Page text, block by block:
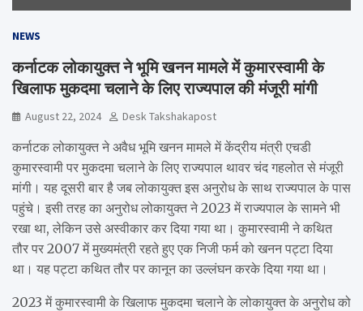
NEWS
कर्नाटक लोकायुक्त ने भूमि खनन मामले में कुमारस्वामी के
खिलाफ मुकदमा चलाने के लिए राज्यपाल की मंजूरी मांगी
August 22, 2024 Desk Takshakapost
कर्नाटक लोकायुक्त ने अवैध भूमि खनन मामले में केंद्रीय मंत्री एचडी
कुमारस्वामी पर मुकदमा चलाने के लिए राज्यपाल थावर चंद गहलोत से मंजूरी
मांगी। यह दूसरी बार है जब लोकायुक्त इस अनुरोध के साथ राज्यपाल के पास
पहुंचे। इसी तरह का अनुरोध लोकायुक्त ने 2023 में राज्यपाल के सामने भी
रखा था, लेकिन उसे अस्वीकार कर दिया गया था। कुमारस्वामी ने कथित
तौर पर 2007 में मुख्यमंत्री रहते हुए एक निजी फर्म को खनन पट्टा दिया
था। यह पट्टा कथित तौर पर कानून का उल्लंघन करके दिया गया था।
2023 में कुमारस्वामी के खिलाफ मुकदमा चलाने के लोकायुक्त के अनुरोध को